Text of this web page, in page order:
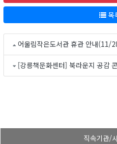
목
어울림작은도서관 휴관 안내(11/
[강릉책문화센터] 북라운지 공감
직속기관/